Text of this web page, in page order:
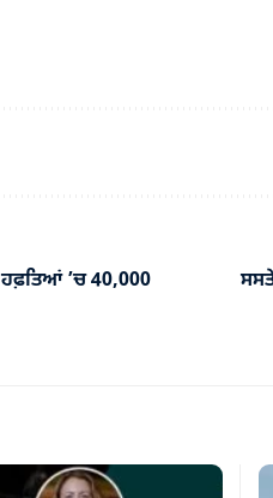
’ਚ 40,000